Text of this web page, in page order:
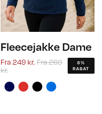
Fleecejakke Dame
Fra 249 kr. Fra269
kr.
8%
RABAT